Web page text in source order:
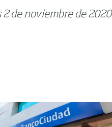
2 de noviembre de 2020